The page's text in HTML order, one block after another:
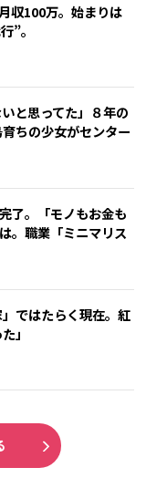
収100万。始まりは
”。
と思ってた」８年の
ちの少女がセンター
了。「モノもお金も
。職業「ミニマリス
ではたらく現在。紅
」